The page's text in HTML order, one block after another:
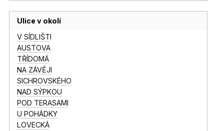
Ulice v okolí
V SÍDLIŠTI
AUSTOVA
TŘÍDOMÁ
NA ZÁVĚJI
SICHROVSKÉHO
NAD SÝPKOU
POD TERASAMI
U POHÁDKY
LOVECKÁ